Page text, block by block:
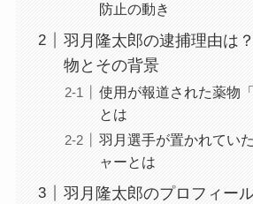
防止の動き
羽月隆太郎の逮捕理由は
物とその背景
使用が報道された薬物
とは
羽月選手が置かれてい
ャーとは
羽月隆太郎のプロフィー